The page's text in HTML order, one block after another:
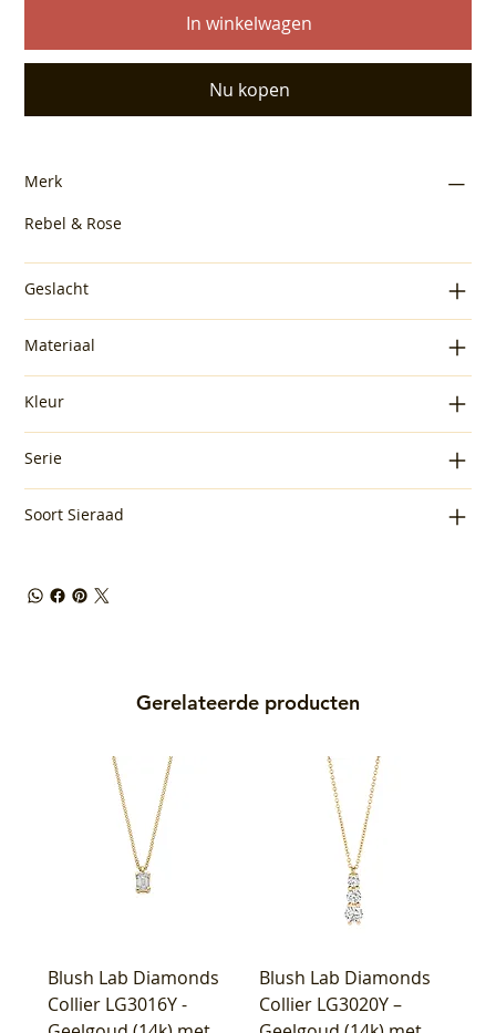
In winkelwagen
Nu kopen
Merk
Rebel & Rose
Geslacht
Materiaal
Kleur
Serie
Soort Sieraad
Gerelateerde producten
Blush Lab Diamonds
Collier LG3016Y -
Blush Lab Diamonds
Collier LG3020Y –